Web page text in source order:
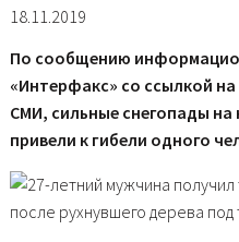
18.11.2019
По сообщению
«Интерфакс» со ссылкой
СМИ, сильные снегопады
привели к гибели одного